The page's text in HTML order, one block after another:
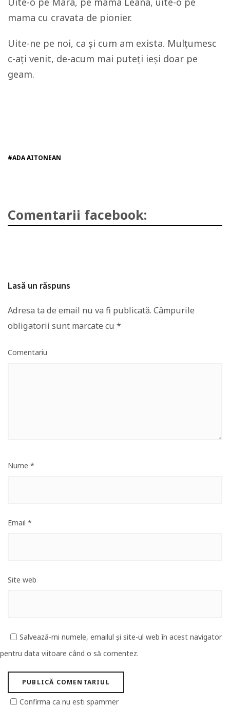
mama cu cravata de pionier.
Uite-ne pe noi, ca și cum am exista. Mulțumesc
c-ați venit, de-acum mai puteți ieși doar pe
geam.
#ADA AITONEAN
Comentarii facebook:
Lasă un răspuns
Adresa ta de email nu va fi publicată. Câmpurile
obligatorii sunt marcate cu *
Comentariu
Nume *
Email *
Site web
Salvează-mi numele, emailul și site-ul web în acest navigator
pentru data viitoare când o să comentez.
Confirma ca nu esti spammer